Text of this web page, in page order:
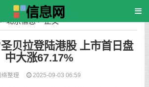
北京信息> 正文
贝拉登陆港股 上市首日盘
中大涨67.17%
整理 2025-09-03 06:59